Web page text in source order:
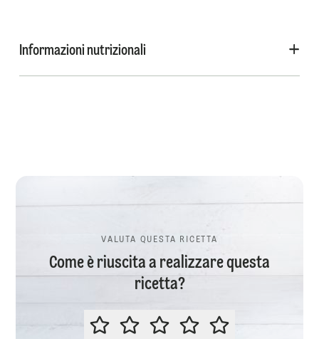
Informazioni nutrizionali
VALUTA QUESTA RICETTA
Come è riuscita a realizzare questa
ricetta?
VALUTA QUESTA RICETTA